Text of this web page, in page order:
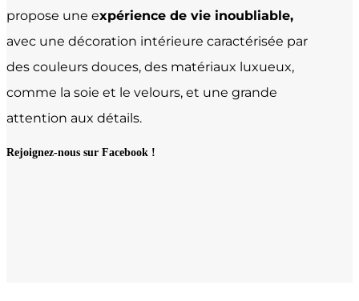
propose une expérience de vie inoubliable,
avec une décoration intérieure caractérisée par
des couleurs douces, des matériaux luxueux,
comme la soie et le velours, et une grande
attention aux détails.
Rejoignez-nous sur Facebook !